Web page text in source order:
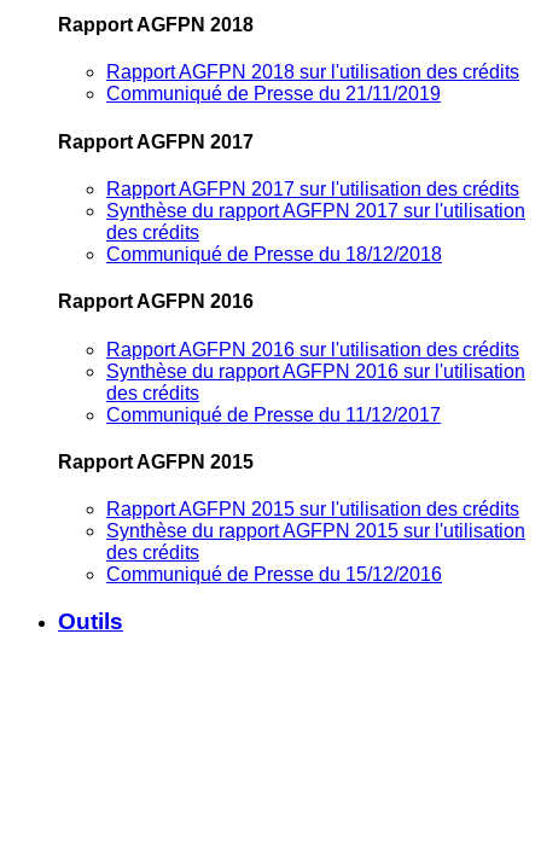
Rapport AGFPN 2018
Rapport AGFPN 2018 sur l'utilisation des crédits
Communiqué de Presse du 21/11/2019
Rapport AGFPN 2017
Rapport AGFPN 2017 sur l'utilisation des crédits
Synthèse du rapport AGFPN 2017 sur l'utilisation
des crédits
Communiqué de Presse du 18/12/2018
Rapport AGFPN 2016
Rapport AGFPN 2016 sur l'utilisation des crédits
Synthèse du rapport AGFPN 2016 sur l'utilisation
des crédits
Communiqué de Presse du 11/12/2017
Rapport AGFPN 2015
Rapport AGFPN 2015 sur l'utilisation des crédits
Synthèse du rapport AGFPN 2015 sur l'utilisation
des crédits
Communiqué de Presse du 15/12/2016
Outils